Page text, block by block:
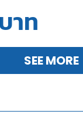
บาท
SEE MORE